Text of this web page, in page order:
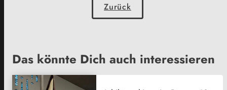
Zurück
Das könnte Dich auch interessieren